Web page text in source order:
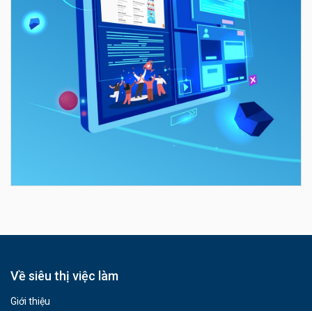
Về siêu thị việc làm
Giới thiệu